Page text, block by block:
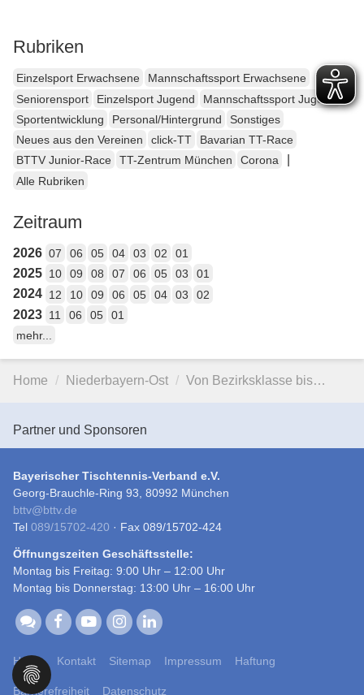
Rubriken
Einzelsport Erwachsene
Mannschaftssport Erwachsene
Seniorensport
Einzelsport Jugend
Mannschaftssport Jugend
Sportentwicklung
Personal/Hintergrund
Sonstiges
Neues aus den Vereinen
click-TT
Bavarian TT-Race
BTTV Junior-Race
TT-Zentrum München Corona
Alle Rubriken
Zeitraum
2026 07 06 05 04 03 02 01
2025 10 09 08 07 06 05 03 01
2024 12 10 09 06 05 04 03 02
2023 11 06 05
01
mehr...
Home Niederbayern-Ost Von Bezirksklasse bis…
Partner und Sponsoren
Bayerischer Tischtennis-Verband e.V.
Georg-Brauchle-Ring 93, 80992 München
bttv@bttv.de
Tel 089/15702-420 · Fax 089/15702-424
Öffnungszeiten Geschäftsstelle:
Montag bis Freitag: 9:00 Uhr – 12:00 Uhr
Montag bis Donnerstag: 13:00 Uhr – 16:00 Uhr
Home Kontakt Sitemap Impressum Haftung
Barrierefreiheit Datenschutz